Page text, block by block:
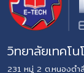
วิทยาลัยเทคโ
231 หมู่ 2 ต.หนองต